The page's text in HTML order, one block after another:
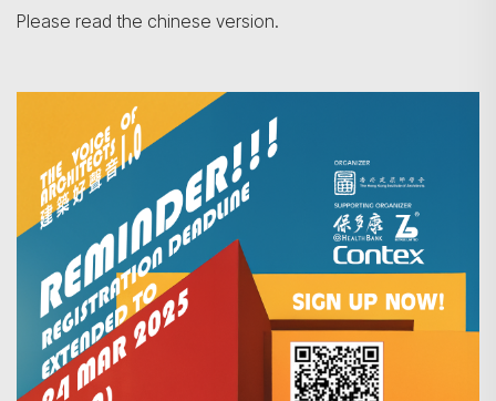
Please read the chinese version.